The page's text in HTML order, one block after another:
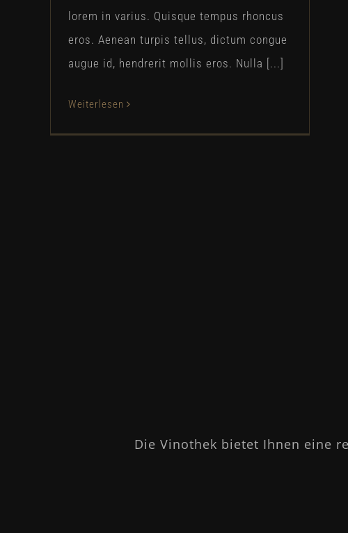
lorem in varius. Quisque tempus rhoncus
eros. Aenean turpis tellus, dictum congue
augue id, hendrerit mollis eros. Nulla [...]
Weiterlesen
Die Vinothek bietet Ihnen eine